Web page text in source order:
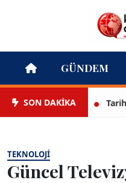
GÜNDEM
SON DAKİKA Tarihi
TEKNOLOJI
Güncel